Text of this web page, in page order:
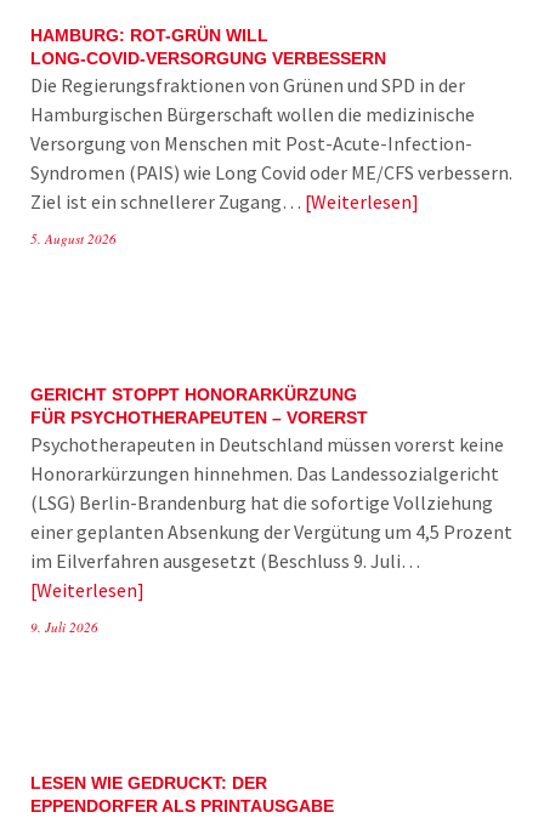
HAMBURG: ROT-GRÜN WILL
LONG-COVID-VERSORGUNG VERBESSERN
Die Regierungsfraktionen von Grünen und SPD in der
Hamburgischen Bürgerschaft wollen die medizinische
Versorgung von Menschen mit Post-Acute-Infection-
Syndromen (PAIS) wie Long Covid oder ME/CFS verbessern.
Ziel ist ein schnellerer Zugang… Weiterlesen
5. August 2026
GERICHT STOPPT HONORARKÜRZUNG
FÜR PSYCHOTHERAPEUTEN – VORERST
Psychotherapeuten in Deutschland müssen vorerst keine
Honorarkürzungen hinnehmen. Das Landessozialgericht
(LSG) Berlin-Brandenburg hat die sofortige Vollziehung
einer geplanten Absenkung der Vergütung um 4,5 Prozent
im Eilverfahren ausgesetzt (Beschluss 9. Juli…
Weiterlesen
9. Juli 2026
LESEN WIE GEDRUCKT: DER
EPPENDORFER ALS PRINTAUSGABE